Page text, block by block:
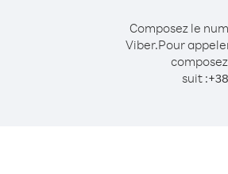
Composez le
Viber.Pour
suit :+